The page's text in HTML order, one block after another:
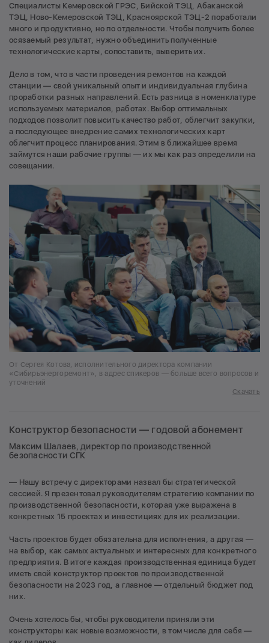
Специалисты Кемеровской ГРЭС, Бийской ТЭЦ, Абаканской
ТЭЦ, Ново-Кемеровской ТЭЦ, Красноярской ТЭЦ-2 поработали
много и продуктивно, но по отдельности. Чтобы получить более
осязаемый результат, нужно объединить полученные
технологические карты, сопоставить, выверить их.
Дело в том, что в части проведения ремонтов на каждой
станции — свой уникальный опыт и индивидуальная глубина
проработки разных направлений. Есть разница в номенклатуре
используемых материалов, работах. Выбор оптимальных
подходов позволит повысить качество работ, облегчит закупки,
а последующее внедрение самих технологических карт
облегчит процесс планирования. Этим в ближайшее время
займутся наши рабочие группы — их мы как раз определили на
совещании.
От Сергея Котова, исполнительного директора компании
«Сибирьэнергоремонт», в адрес спикеров — больше всего вопросов и
уточнений
Скачать
Конструктор безопасности — годовой абонемент
Максим Шалаев, директор по производственной
безопасности СГК
— Нашу встречу с директорами назвал бы стратегической
сессией. Я презентовал руководителям стратегию компании по
производственной безопасности, которая уже выражена в
конкретных 15 проектах и инвестициях для их реализации.
Часть проектов будет обязательна для исполнения, а другая —
на выбор, как самых актуальных и интересных для конкретного
предприятия. В итоге каждая производственная единица будет
иметь свой конструктор проектов по производственной
безопасности на 2023 год, а главное — отдельный бюджет под
них.
Очень хотелось бы, чтобы руководители приняли эти
конструкторы как новые возможности, в том числе для себя —